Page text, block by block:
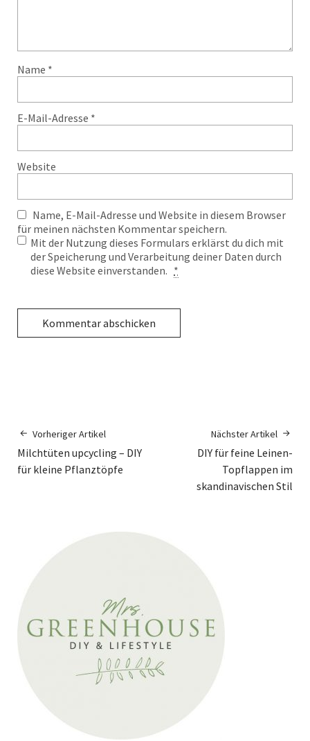
Name *
E-Mail-Adresse *
Website
Name, E-Mail-Adresse und Website in diesem Browser
für meinen nächsten Kommentar speichern.
Mit der Nutzung dieses Formulars erklärst du dich mit
der Speicherung und Verarbeitung deiner Daten durch
diese Website einverstanden. *
Vorheriger Artikel
Milchtüten upcycling – DIY
für kleine Pflanztöpfe
Nächster Artikel
DIY für feine Leinen-
Topflappen im
skandinavischen Stil